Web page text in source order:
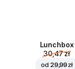
Lunchbox
30,47 zł
od 29,99 zł